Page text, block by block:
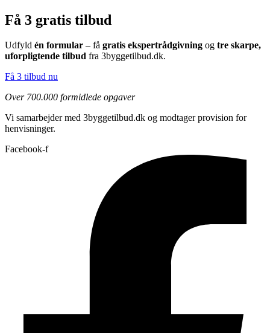
Få 3 gratis tilbud
Udfyld én formular – få gratis ekspertrådgivning og tre skarpe,
uforpligtende tilbud fra 3byggetilbud.dk.
Få 3 tilbud nu
Over 700.000 formidlede opgaver
Vi samarbejder med 3byggetilbud.dk og modtager provision for
henvisninger.
Facebook-f